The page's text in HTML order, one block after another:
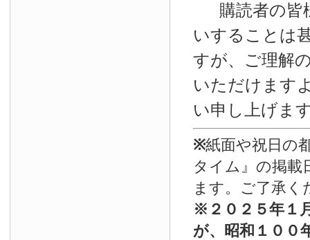
購読者の皆
いすることは
すが、ご理解
いただけます
い申し上げま
※紙面や祝日の
タイム』の掲載
ます。ご了承く
※ ２０２５年１
が、昭和１００